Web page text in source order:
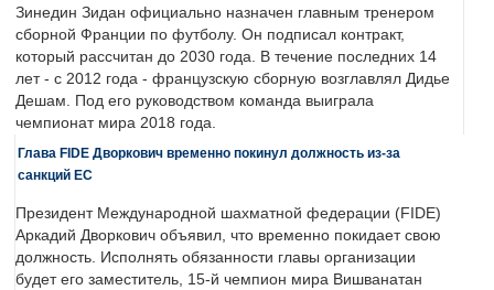
Зинедин Зидан официально назначен главным тренером
сборной Франции по футболу. Он подписал контракт,
который рассчитан до 2030 года. В течение последних 14
лет - с 2012 года - французскую сборную возглавлял Дидье
Дешам. Под его руководством команда выиграла
чемпионат мира 2018 года.
Глава FIDE Дворкович временно покинул должность из-за
санкций ЕС
Президент Международной шахматной федерации (FIDE)
Аркадий Дворкович объявил, что временно покидает свою
должность. Исполнять обязанности главы организации
будет его заместитель, 15-й чемпион мира Вишванатан